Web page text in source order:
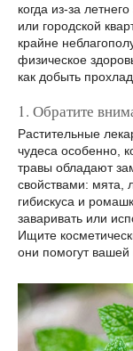
когда из-за
или городской
крайне
физическое
как добыть
1. Обратите
Растительные
чудеса особенно,
травы обладают
свойствами: мята,
гибискуса и
заваривать или
Ищите
они помогут вашей